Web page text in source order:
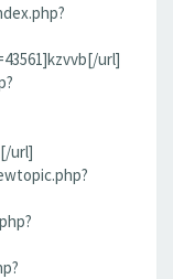
url]
url]